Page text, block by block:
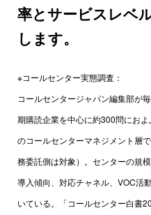
率とサービスレベ
します。
※コールセンター実態調査：
コールセンタージャパン編集部が
期購読企業を中心に約300問にお
のコールセンターマネジメント層
務委託側は対象）。センターの規
導入傾向、対応チャネル、VOC活
いている。「コールセンター白書